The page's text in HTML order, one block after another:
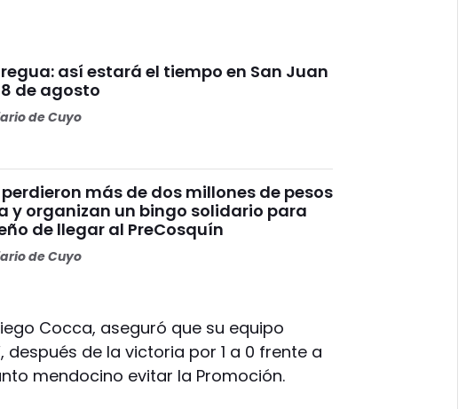
así estará el tiempo en San Juan
de agosto
de Cuyo
más de dos millones de pesos
y organizan un bingo solidario para
de llegar al PreCosquín
de Cuyo
Cocca, aseguró que su equipo
después de la victoria por 1 a 0 frente a
mendocino evitar la Promoción.